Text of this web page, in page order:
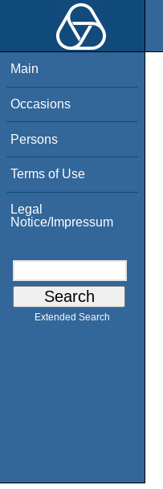
Main
Occasions
Persons
Terms of Use
Legal
Notice/Impressum
Extended Search